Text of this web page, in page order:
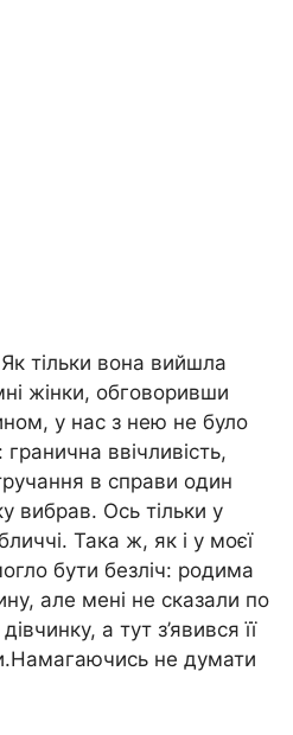
тільки вона вийшла
жінки, обговоривши
у нас з нею не було
ввічливість,
в справи один
вибрав. Ось тільки у
Така ж, як і у моєї
бути безліч: родима
але мені не сказали по
а тут з’явився її
не думати